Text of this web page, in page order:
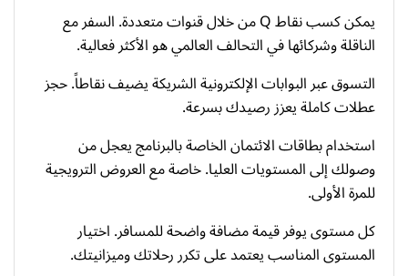
يمكن كسب نقاط Q من خلال قنوات متعددة. السفر مع
الناقلة وشركائها في التحالف العالمي هو الأكثر فعالية.
التسوق عبر البوابات الإلكترونية الشريكة يضيف نقاطاً. حجز
عطلات كاملة يعزز رصيدك بسرعة.
استخدام بطاقات الائتمان الخاصة بالبرنامج يعجل من
وصولك إلى المستويات العليا. خاصة مع العروض الترويجية
للمرة الأولى.
كل مستوى يوفر قيمة مضافة واضحة للمسافر. اختيار
المستوى المناسب يعتمد على تكرر رحلاتك وميزانيتك.